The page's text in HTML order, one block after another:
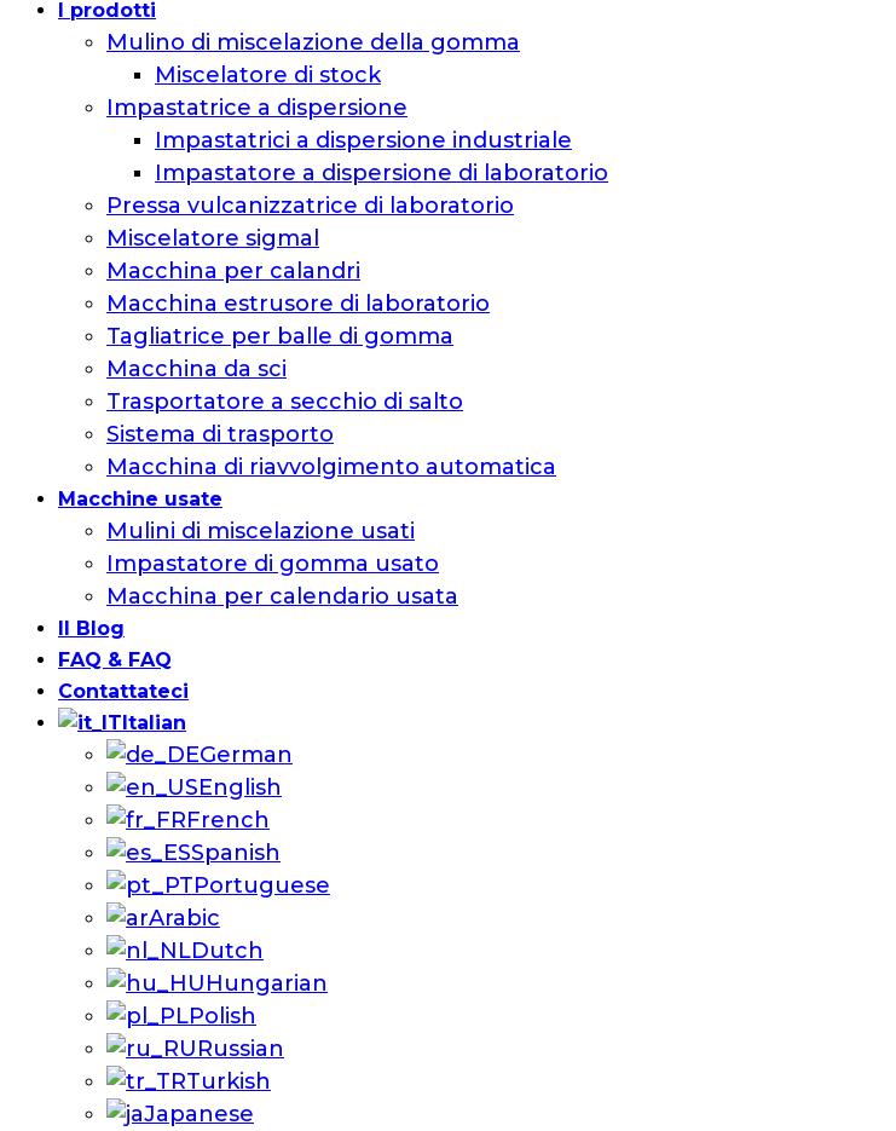
I prodotti
Mulino di miscelazione della gomma
Miscelatore di stock
Impastatrice a dispersione
Impastatrici a dispersione industriale
Impastatore a dispersione di laboratorio
Pressa vulcanizzatrice di laboratorio
Miscelatore sigmal
Macchina per calandri
Macchina estrusore di laboratorio
Tagliatrice per balle di gomma
Macchina da sci
Trasportatore a secchio di salto
Sistema di trasporto
Macchina di riavvolgimento automatica
Macchine usate
Mulini di miscelazione usati
Impastatore di gomma usato
Macchina per calendario usata
Il Blog
FAQ & FAQ
Contattateci
Italian
German
English
French
Spanish
Portuguese
Arabic
Dutch
Hungarian
Polish
Russian
Turkish
Japanese